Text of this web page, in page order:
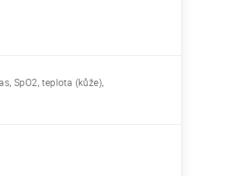
SpO2, teplota (kůže),